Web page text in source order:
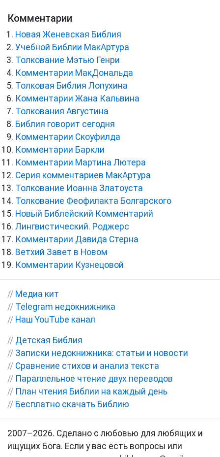
Комментарии
Новая Женевская Библия
Учебной Библии МакАртура
Толкование Мэтью Генри
Комментарии МакДональда
Толковая Библия Лопухина
Комментарии Жана Кальвина
Толкования Августина
Библия говорит сегодня
Комментарии Скоуфилда
Комментарии Баркли
Комментарии Мартина Лютера
Серия комментариев МакАртура
Толкование Иоанна Златоуста
Толкование Феофилакта Болгарского
Новый Библейский Комментарий
Лингвистический. Роджерс
Комментарии Давида Стерна
Ветхий Завет в Новом
Комментарии Кузнецовой
// Медиа кит
// Telegram недокнижника
// Наш YouTube канал
// Детская Библия
// Записки недокнижника: статьи и новости
// Сравнение стихов и анализ текста
// Параллельное чтение двух переводов
// План чтения Библии на каждый день
// Бесплатно скачать Библию
2007–2026. Сделано с любовью для любящих и
ищущих Бога. Если у вас есть вопросы или